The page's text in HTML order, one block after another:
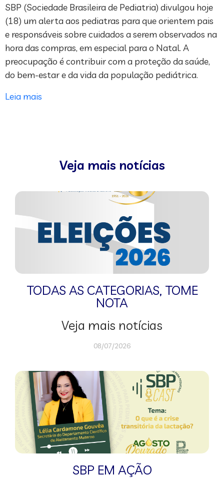
SBP (Sociedade Brasileira de Pediatria) divulgou hoje
(18) um alerta aos pediatras para que orientem pais
e responsáveis sobre cuidados a serem observados na
hora das compras, em especial para o Natal. A
preocupação é contribuir com a proteção da saúde,
do bem-estar e da vida da população pediátrica.
Leia mais
Veja mais notícias
TODAS AS CATEGORIAS, TOME
NOTA
Veja mais notícias
08/07/2026
SBP EM AÇÃO